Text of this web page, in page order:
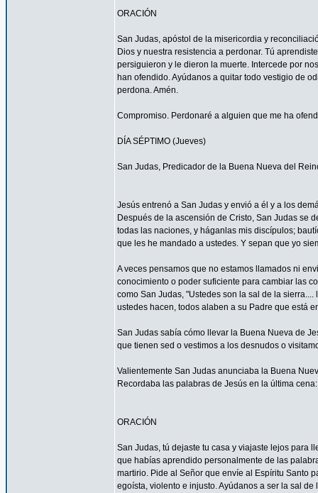
ORACIÓN
San Judas, apóstol de la misericordia y
Dios y nuestra resistencia a perdonar. Tú
persiguieron y le dieron la muerte. Intercede por
han ofendido. Ayúdanos a quitar todo vestigio de
perdona. Amén.
Compromiso. Perdonaré a alguien que me ha
DÍA SÉPTIMO (Jueves)
San Judas, Predicador de la Buena Nueva del
Jesús entrenó a San Judas y envió a él y a los
Después de la ascensión de Cristo, San Judas se
todas las naciones, y háganlas mis discípulos;
que les he mandado a ustedes. Y sepan que yo
A veces pensamos que no estamos llamados ni
conocimiento o poder suficiente para cambiar las
como San Judas, "Ustedes son la sal de la
ustedes hacen, todos alaben a su Padre que está
San Judas sabía cómo llevar la Buena Nueva de
que tienen sed o vestimos a los desnudos o
Valientemente San Judas anunciaba la Buena
Recordaba las palabras de Jesús en la última
ORACIÓN
San Judas, tú dejaste tu casa y viajaste lejos para
que habías aprendido personalmente de las
martirio. Pide al Señor que envíe al Espíritu Santo
egoísta, violento e injusto. Ayúdanos a ser la sal